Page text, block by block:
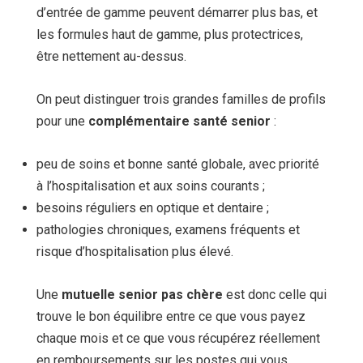
d’entrée de gamme peuvent démarrer plus bas, et
les formules haut de gamme, plus protectrices,
être nettement au-dessus.
On peut distinguer trois grandes familles de profils
pour une complémentaire santé senior :
peu de soins et bonne santé globale, avec priorité
à l’hospitalisation et aux soins courants ;
besoins réguliers en optique et dentaire ;
pathologies chroniques, examens fréquents et
risque d’hospitalisation plus élevé.
Une mutuelle senior pas chère est donc celle qui
trouve le bon équilibre entre ce que vous payez
chaque mois et ce que vous récupérez réellement